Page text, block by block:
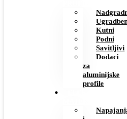
Kutni
Podni
Savitljivi
Dodaci
za
aluminijske
profile